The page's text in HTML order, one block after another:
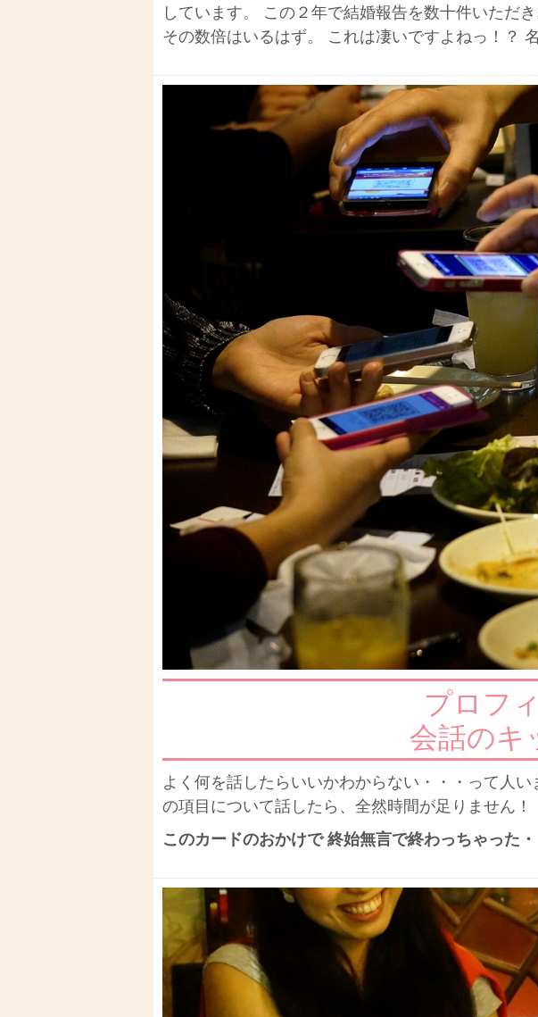
しています。 この２年で結婚報告を数十件いただ
その数倍はいるはず。 これは凄いですよねっ！？
プロフ
会話のキ
よく何を話したらいいかわからない・・・って人
の項目について話したら、全然時間が足りません！
このカードのおかけで 終始無言で終わっちゃった